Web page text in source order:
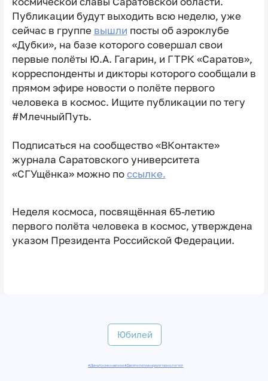
Публикации будут выходить всю неделю, уже
сейчас в группе вышли посты об аэроклубе
«Дубки», на базе которого совершал свои
первые полёты Ю.А. Гагарин, и ГТРК «Саратов»,
корреспонденты и дикторы которого сообщали в
прямом эфире новости о полёте первого
человека в космос. Ищите публикации по тегу
#МлечныйПуть.
Подписаться на сообщество «ВКонтакте»
журнала Саратовского университета
«СГУщёнка» можно по ссылке.
Неделя космоса, посвящённая 65-летию
первого полёта человека в космос, утверждена
указом Президента Российской Федерации.
Юбилей
#ДеньКосмонавтики#Десятилетиенаукиитехнологий